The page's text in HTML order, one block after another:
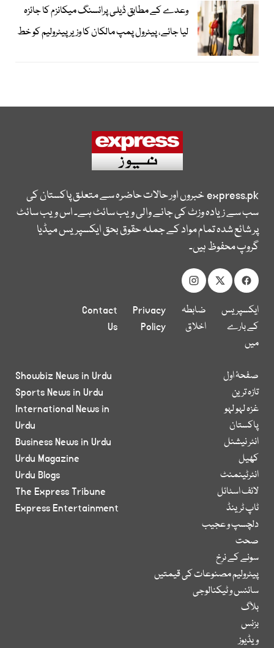
وعدے کے مطابق ڈیلی پرائسنگ میکانزم کا جائزہ
لیا جائے، پیٹرول پمپ مالکان کا وزیرپیٹرولیم کو خط
express.pkخبروں اور حالات حاضرہ سے متعلق پاکستان کی
سب سے زیادہ وزٹ کی جانے والی ویب سائٹ ہے۔ اس ویب سائٹ
پر شائع شدہ تمام مواد کے جملہ حقوق بحق ایکسپریس میڈیا
گروپ محفوظ ہیں۔
ایکسپریس
کے بارے
میں
ضابطہ
اخلاق
Privacy
Policy
Contact
Us
صفحۂ اول
تازہ ترین
غزہ لہو لہو
پاکستان
انٹر نیشنل
کھیل
انٹرٹینمنٹ
لائف اسٹائل
ٹاپ ٹرینڈ
دلچسپ و عجیب
صحت
سونے کے نرخ
پیٹرولیم مصنوعات کی قیمتیں
سائنس و ٹیکنالوجی
بلاگ
بزنس
ویڈیوز
Showbiz News in Urdu
Sports News in Urdu
International News in
Urdu
Business News in Urdu
Urdu Magazine
Urdu Blogs
The Express Tribune
Express Entertainment